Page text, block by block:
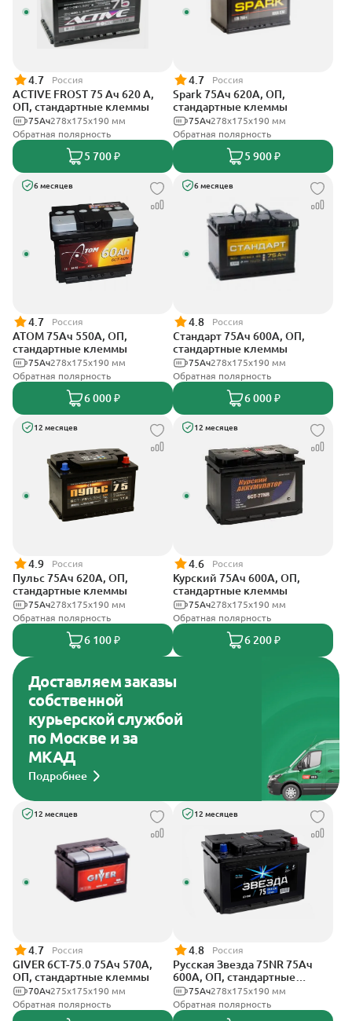
4.7 Россия
ACTIVE FROST 75 Ач 620 А,
ОП, стандартные клеммы
278х175х190 мм
75Ач
Обратная полярность
5 700 ₽
4.7 Россия
Spark 75Ач 620А, ОП,
стандартные клеммы
278х175х190 мм
75Ач
Обратная полярность
5 900 ₽
6 месяцев
4.7 Россия
АТОМ 75Ач 550А, ОП,
стандартные клеммы
278х175х190 мм
75Ач
Обратная полярность
6 000 ₽
6 месяцев
4.8 Россия
Стандарт 75Ач 600А, ОП,
стандартные клеммы
278x175x190 мм
75Ач
Обратная полярность
6 000 ₽
12 месяцев
4.9 Россия
Пульс 75Ач 620А, ОП,
стандартные клеммы
278x175x190 мм
75Ач
Обратная полярность
6 100 ₽
12 месяцев
4.6 Россия
Курский 75Ач 600А, ОП,
стандартные клеммы
278x175x190 мм
75Ач
Обратная полярность
6 200 ₽
Доставляем заказы
собственной
курьерской службой
по Москве и за
МКАД
Подробнее
12 месяцев
4.7 Россия
GIVER 6СТ-75.0 75Ач 570А,
ОП, стандартные клеммы
275х175х190 мм
70Ач
Обратная полярность
12 месяцев
4.8 Россия
Русская Звезда 75NR 75Ач
600А, ОП, стандартные
клеммы278x175x190 мм
75Ач
Обратная полярность